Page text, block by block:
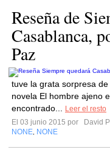
Reseña de
Casablanca,
Paz
tuve la grata sorpresa
novela El hombre ajeno
encontrado...
Leer el resto
El 03 junio 2015 por
David
NONE NONE